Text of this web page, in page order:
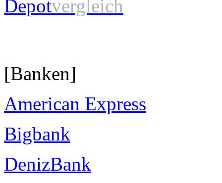
Depotvergleich
[Banken]
American Express
Bigbank
DenizBank